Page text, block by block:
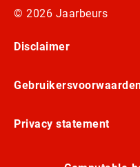
© 2026 Jaarbeurs
Disclaimer
Privacy statement